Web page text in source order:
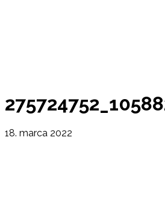
18. marca 2022